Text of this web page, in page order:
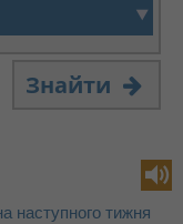
Знайти
наступного тижня